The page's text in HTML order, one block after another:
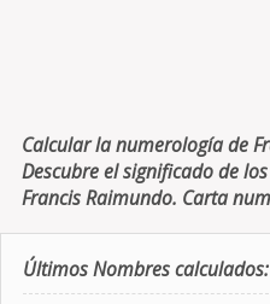
Calcular la numerología de
Descubre el significado de
Francis Raimundo. Carta
Últimos Nombres calculados: